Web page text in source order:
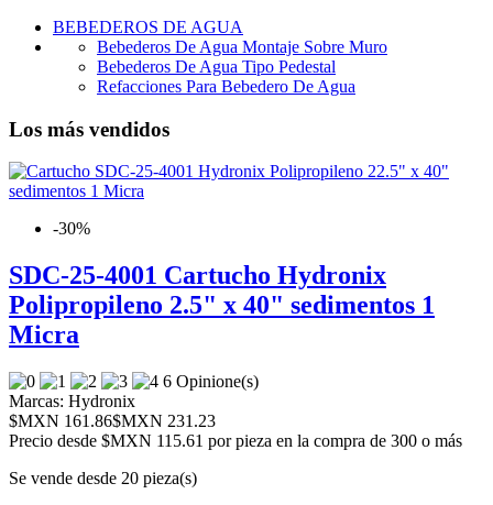
BEBEDEROS DE AGUA
Bebederos De Agua Montaje Sobre Muro
Bebederos De Agua Tipo Pedestal
Refacciones Para Bebedero De Agua
Los más vendidos
-30%
SDC-25-4001 Cartucho Hydronix
Polipropileno 2.5" x 40" sedimentos 1
Micra
6 Opinione(s)
Marcas: Hydronix
$MXN 161.86$MXN 231.23
Precio desde $MXN 115.61 por pieza en la compra de 300 o más
Se vende desde 20 pieza(s)